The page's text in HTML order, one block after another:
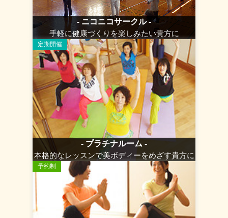
- ニコニコサークル -
手軽に健康づくりを楽しみたい貴方に
定期開催
- プラチナルーム -
本格的なレッスンで美ボディーをめざす貴方に
予約制